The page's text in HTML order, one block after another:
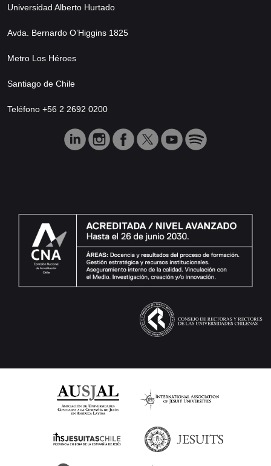
Universidad Alberto Hurtado
Avda. Bernardo O’Higgins 1825
Metro Los Héroes
Santiago de Chile
Teléfono +56 2 2692 0200